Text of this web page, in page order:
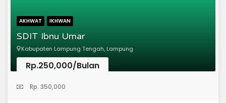
AKHWAT IKHWAN
SDIT Ibnu Umar
Kabupaten Lampung Tengah, Lampung
Rp.250,000/Bulan
Rp. 350,000